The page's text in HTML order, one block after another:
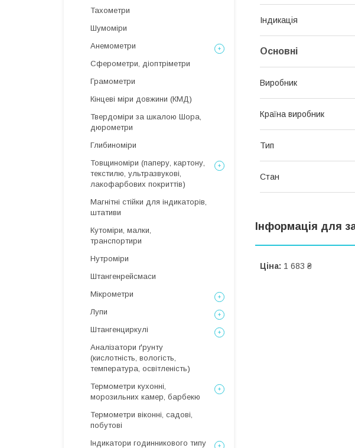
Індикація
Основні
Виробник
Країна виробник
Тип
Стан
Інформація для
Ціна: 1 683 ₴
Тахометри
Шумоміри
Анемометри
Сферометри, діоптріметри
Грамометри
Кінцеві міри довжини (КМД)
Твердоміри за шкалою Шора,
дюрометри
Глибиноміри
Товщиноміри (паперу, картону,
текстилю, ультразвукові,
лакофарбових покриттів)
Магнітні стійки для індикаторів,
штативи
Кутоміри, малки,
транспортири
Нутроміри
Штангенрейсмаси
Мікрометри
Лупи
Штангенциркулі
Аналізатори ґрунту
(кислотність, вологість,
температура, освітленість)
Термометри кухонні,
морозильних камер, барбекю
Термометри віконні, садові,
побутові
Індикатори годинникового типу